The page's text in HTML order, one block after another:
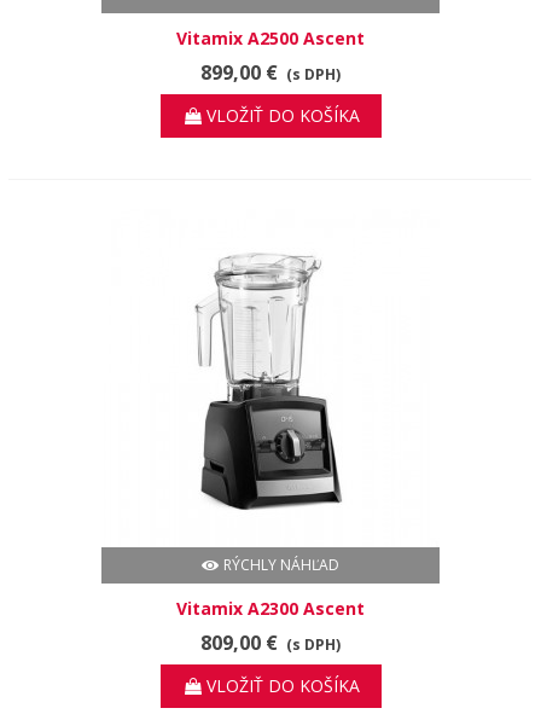
Vitamix A2500 Ascent
899,00 € (s DPH)
VLOŽIŤ DO KOŠÍKA
RÝCHLY NÁHĽAD
Vitamix A2300 Ascent
809,00 € (s DPH)
VLOŽIŤ DO KOŠÍKA